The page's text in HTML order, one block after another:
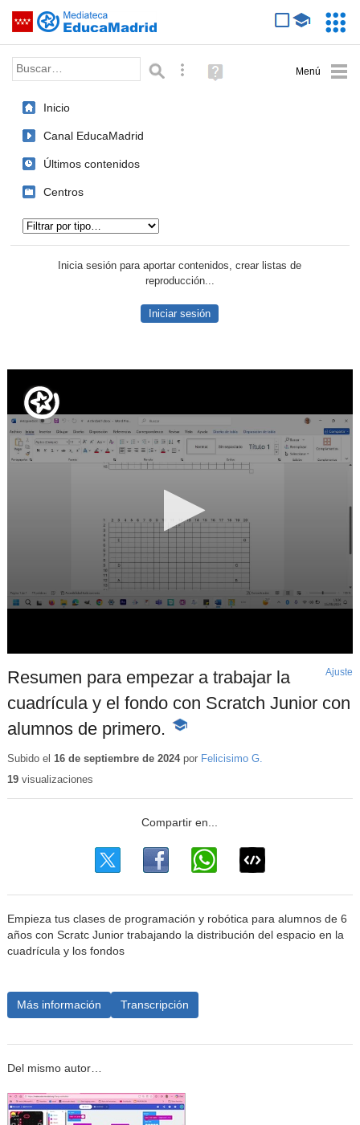
Saltar navegación
Palabra o frase: Búsqueda avanzada
Ayuda
(en
Inicio
Canal EducaMadrid
Últimos contenidos
Centros
Inicia sesión para aportar contenidos, crear listas de
reproducción...
Iniciar sesión
Resumen para empezar a trabajar la
cuadrícula y el fondo con Scratch Junior con
alumnos de primero.
-
educativo
Ajuste
Subido el 16 de septiembre de 2024por Felicisimo G.
19visualizaciones
Empieza tus clases de programación y robótica para alumnos de 6
años con Scratc Junior trabajando la distribución del espacio en la
cuadrícula y los fondos
Más información Transcripción
Del mismo autor…